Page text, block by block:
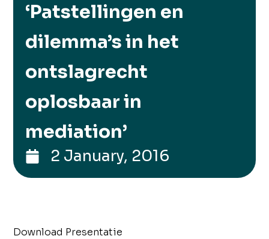
‘Patstellingen en
dilemma’s in het
ontslagrecht
oplosbaar in
mediation’
2 January, 2016
Download Presentatie